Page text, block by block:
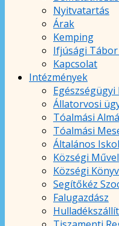
Nyitvatartás
Árak
Kemping
Ifjúsági Tábor
Kapcsolat
Intézmények
Állatorvosi
Tóalmási
Tóalmási
Általános
Községi
Községi
Segítőkéz
Falugazdász